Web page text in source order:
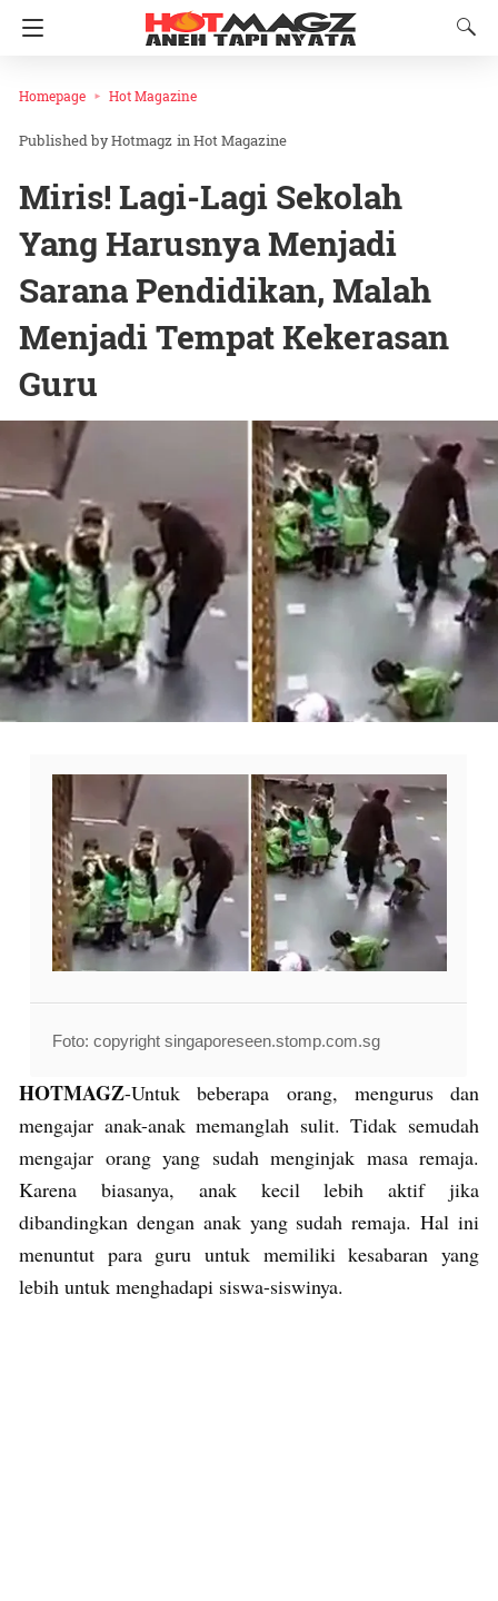
Homepage Hot Magazine
Hotmagz inHot Magazine
Miris! Lagi-Lagi Sekolah
Yang Harusnya Menjadi
Sarana Pendidikan, Malah
Menjadi Tempat Kekerasan
Guru
Foto: copyright singaporeseen.stomp.com.sg
HOTMAGZ-Untuk beberapa orang, mengurus dan
mengajar anak-anak memanglah sulit. Tidak semudah
mengajar orang yang sudah menginjak masa remaja.
Karena biasanya, anak kecil lebih aktif jika
dibandingkan dengan anak yang sudah remaja. Hal ini
menuntut para guru untuk memiliki kesabaran yang
lebih untuk menghadapi siswa-siswinya.